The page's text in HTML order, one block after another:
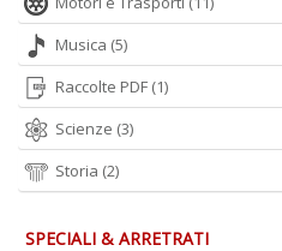
Musica (5)
Raccolte PDF (1)
Scienze (3)
Storia (2)
SPECIALI & ARRETRATI